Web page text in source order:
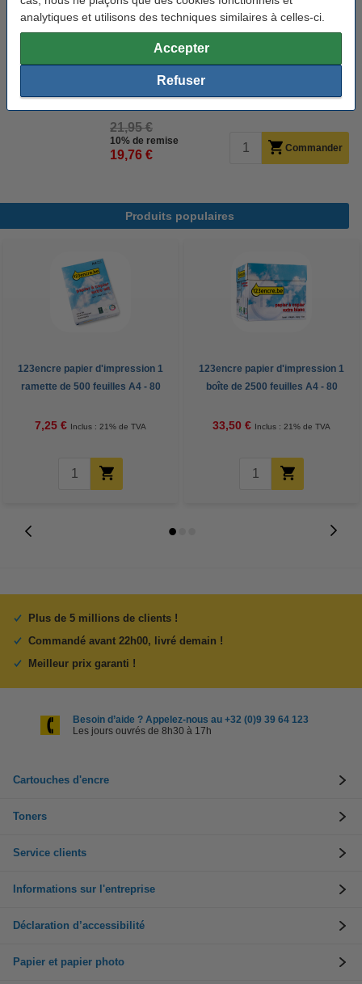
analytiques et utilisons des techniques similaires à celles-ci.
Accepter
Refuser
Leitz corbeille à courrier
bleu
285 x 385 x 125 mm (LxlxH)
Voir les spécifications et la description
En stock
21,95 €
10% de remise
19,76 € Commander
Produits populaires
123encre papier d'impression 1
ramette de 500 feuilles A4 - 80
7,25 € Inclus : 21% de TVA
123encre papier d'impression 1
boîte de 2500 feuilles A4 - 80
33,50 € Inclus : 21% de TVA
Plus de 5 millions de clients !
Commandé avant 22h00, livré demain !
Meilleur prix garanti !
Besoin d’aide ? Appelez-nous au +32 (0)9 39 64 123
Les jours ouvrés de 8h30 à 17h
Cartouches d'encre
Toners
Service clients
Informations sur l'entreprise
Déclaration d’accessibilité
Papier et papier photo